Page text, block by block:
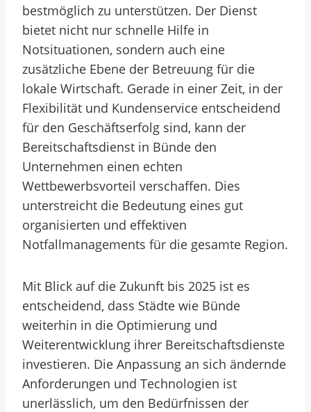
bestmöglich zu unterstützen. Der Dienst
bietet nicht nur schnelle Hilfe in
Notsituationen, sondern auch eine
zusätzliche Ebene der Betreuung für die
lokale Wirtschaft. Gerade in einer Zeit, in der
Flexibilität und Kundenservice entscheidend
für den Geschäftserfolg sind, kann der
Bereitschaftsdienst in Bünde den
Unternehmen einen echten
Wettbewerbsvorteil verschaffen. Dies
unterstreicht die Bedeutung eines gut
organisierten und effektiven
Notfallmanagements für die gesamte Region.
Mit Blick auf die Zukunft bis 2025 ist es
entscheidend, dass Städte wie Bünde
weiterhin in die Optimierung und
Weiterentwicklung ihrer Bereitschaftsdienste
investieren. Die Anpassung an sich ändernde
Anforderungen und Technologien ist
unerlässlich, um den Bedürfnissen der